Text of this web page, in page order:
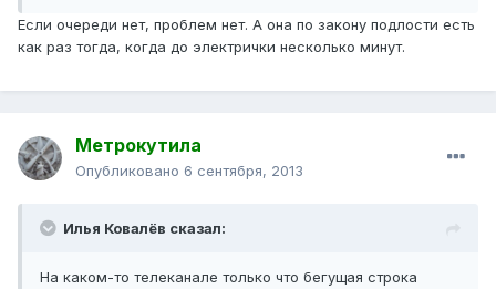
Если очереди нет, проблем нет. А она по закону подлости есть
как раз тогда, когда до электрички несколько минут.
Метрокутила
Опубликовано 6 сентября, 2013
Илья Ковалёв сказал:
На каком-то телеканале только что бегущая строка